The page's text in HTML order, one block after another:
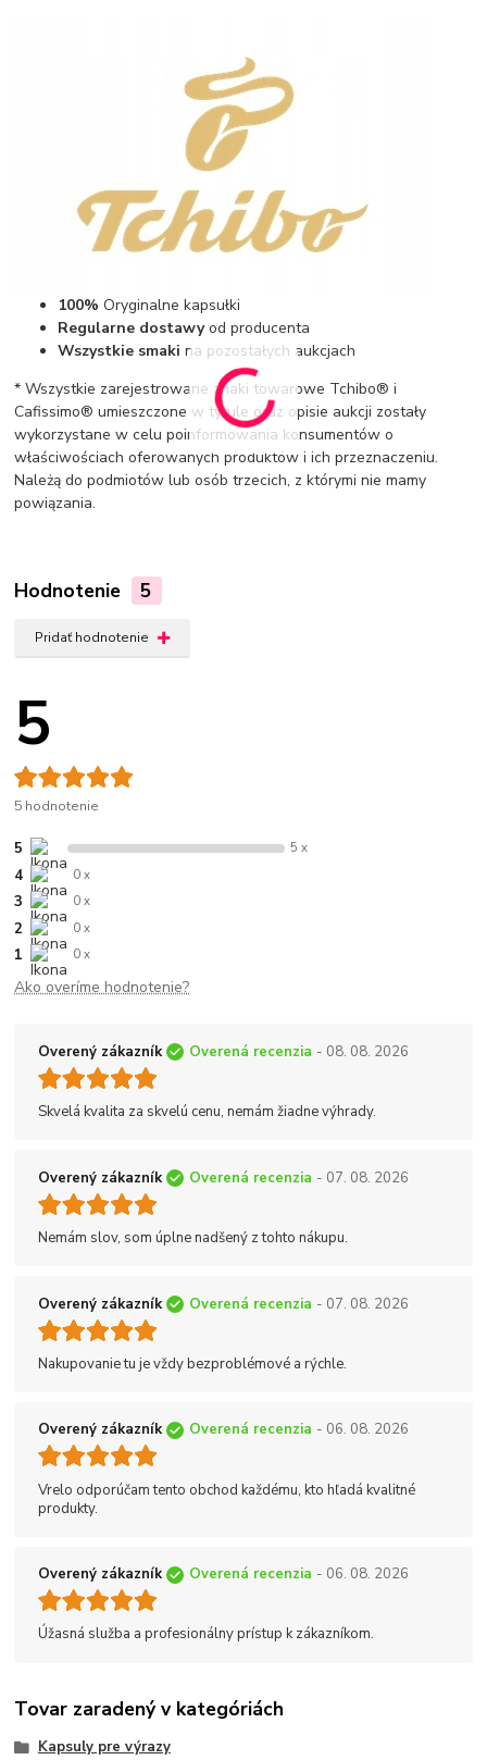
100% Oryginalne kapsułki
Regularne dostawyod producenta
Wszystkie smaki na pozostałych aukcjach
* Wszystkie zarejestrowane znaki towarowe Tchibo® i
Cafissimo® umieszczone w tytule oraz opisie aukcji zostały
wykorzystane w celu poinformowania konsumentów o
właściwościach oferowanych produktów i ich przeznaczeniu.
Należą do podmiotów lub osób trzecich, z którymi nie mamy
powiązania.
Hodnotenie 5
Pridať hodnotenie
5
5 hodnotenie
5 5 x
4 0 x
3 0 x
2 0 x
1 0 x
Ako overíme hodnotenie?
Overený zákazník Overená recenzia - 08. 08. 2026
Skvelá kvalita za skvelú cenu, nemám žiadne výhrady.
Overený zákazník Overená recenzia - 07. 08. 2026
Nemám slov, som úplne nadšený z tohto nákupu.
Overený zákazník Overená recenzia - 07. 08. 2026
Nakupovanie tu je vždy bezproblémové a rýchle.
Overený zákazník Overená recenzia - 06. 08. 2026
Vrelo odporúčam tento obchod každému, kto hľadá kvalitné
produkty.
Overený zákazník Overená recenzia - 06. 08. 2026
Úžasná služba a profesionálny prístup k zákazníkom.
Tovar zaradený v kategóriách
Kapsuly pre výrazy